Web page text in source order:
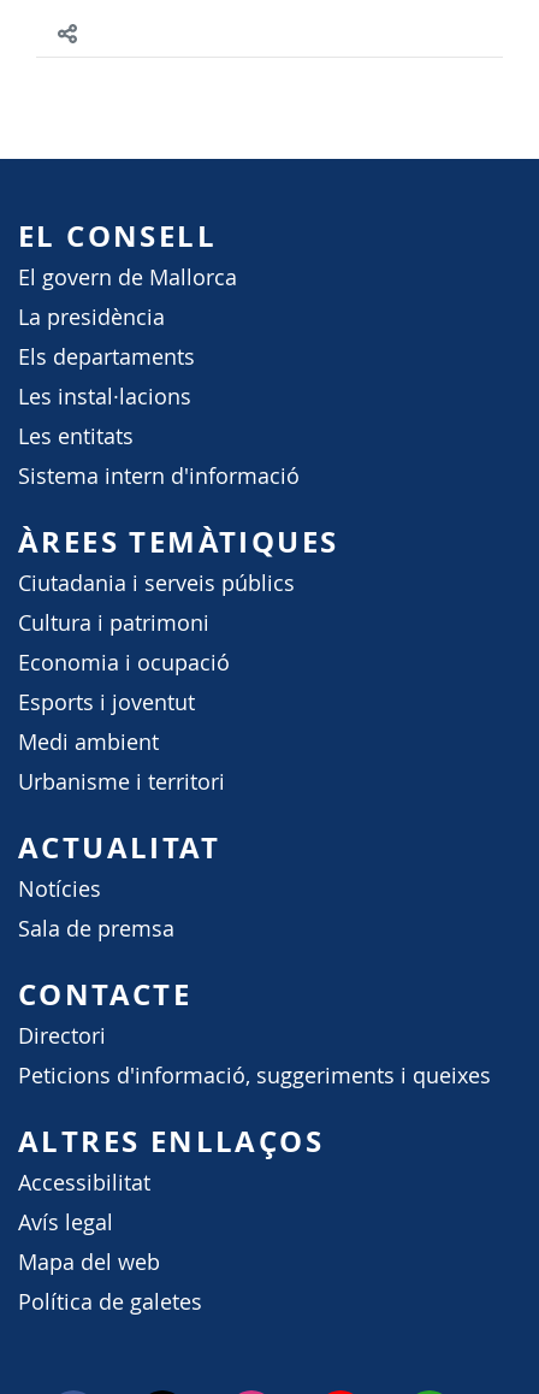
EL CONSELL
El govern de Mallorca
La presidència
Els departaments
Les instal·lacions
Les entitats
Sistema intern d'informació
ÀREES TEMÀTIQUES
Ciutadania i serveis públics
Cultura i patrimoni
Economia i ocupació
Esports i joventut
Medi ambient
Urbanisme i territori
ACTUALITAT
Notícies
Sala de premsa
CONTACTE
Directori
Peticions d'informació, suggeriments i queixes
ALTRES ENLLAÇOS
Accessibilitat
Avís legal
Mapa del web
Política de galetes